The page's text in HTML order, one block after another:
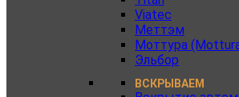
Viatec
Меттэм
Моттура
Эльбор
ВСКРЫВАЕМ